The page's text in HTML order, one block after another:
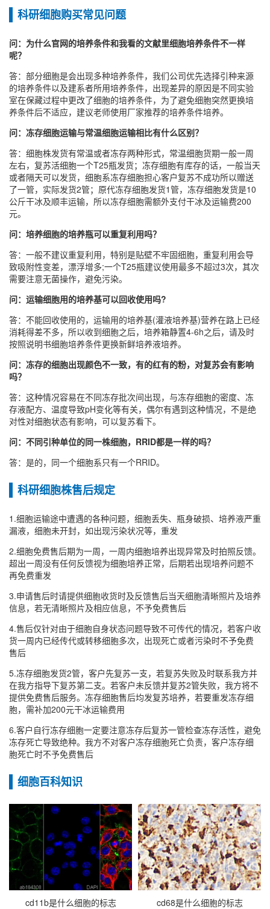
科研细胞购买常见问题
问：为什么官网的培养条件和我看的文献里细胞培养条件不一样
呢？
答：部分细胞是会出现多种培养条件，我们公司优先选择引种来源
的培养条件以及建系者所用培养条件，出现差异的原因是不同实验
室在保藏过程中更改了细胞的培养条件，为了避免细胞突然更换培
养条件后不适应，建议老师使用厂家推荐的培养条件培养。
问：冻存细胞运输与常温细胞运输相比有什么区别？
答：细胞株发货有常温或者冻存两种形式，常温细胞货期一般一周
左右，复苏活细胞一个T25瓶发货；冻存细胞有库存的话，一般当天
或者隔天可以发货，细胞系冻存细胞担心客户复苏不成功所以赠送
了一管，实际发货2管；原代冻存细胞发货1管，冻存细胞发货是10
公斤干冰及顺丰运输，所以冻存细胞需额外支付干冰及运输费200
元。
问：培养细胞的培养瓶可以重复利用吗？
答：一般不建议重复利用，特别是贴壁不牢固细胞，重复利用会导
致吸附性变差，漂浮增多;一个T25瓶建议使用最多不超过3次，其次
需要注意无菌操作，避免污染。
问：运输细胞用的培养基可以回收使用吗?
答：不能回收使用的，运输用的培养基(灌液培养基)营养在路上已经
消耗得差不多，所以收到细胞之后，培养箱静置4-6h之后，请及时
按照说明书细胞培养条件更换新鲜培养液培养。
问：冻存的细胞出现颜色不一致，有的红有的粉，对复苏会有影响
吗？
答：这种情况容易在不同冻存批次间出现，与冻存细胞的密度、冻
存液配方、温度导致pH变化等有关，偶尔有遇到这种情况，不是绝
对性对细胞状态有影响，可以复苏看下。
问：不同引种单位的同一株细胞，RRID都是一样的吗？
答：是的，同一个细胞系只有一个RRID。
科研细胞株售后规定
1.细胞运输途中遭遇的各种问题，细胞丢失、瓶身破损、培养液严重
漏液，细胞未开封，如出现污染状况等，重发
2.细胞免费售后期为一周，一周内细胞培养出现异常及时拍照反馈。
超出一周没有任何反馈视为细胞培养正常，后期若出现培养问题不
再免费重发
3.申请售后时请提供细胞收货时及反馈售后当天细胞清晰照片及培养
信息，若无清晰照片及相应信息，不予免费售后
4.售后仅针对由于细胞自身状态问题导致不可传代的情况，若客户收
货一周内已经传代或转移细胞多次，出现死亡或者污染时不予免费
售后
5.冻存细胞发货2管，客户先复苏一支，若复苏失败及时联系我方并
在我方指导下复苏第二支。若客户未反馈并复苏2管失败，我方将不
提供免费售后服务。冻存细胞售后均发复苏培养，若要重发冻存细
胞，需补加200元干冰运输费用
6.客户自行冻存细胞一定要注意冻存后复苏一管检查冻存活性，避免
冻存死亡导致绝种。我方不对客户冻存细胞死亡负责，客户冻存细
胞死亡时不予免费售后
细胞百科知识
cd11b是什么细胞的标志 cd68是什么细胞的标志